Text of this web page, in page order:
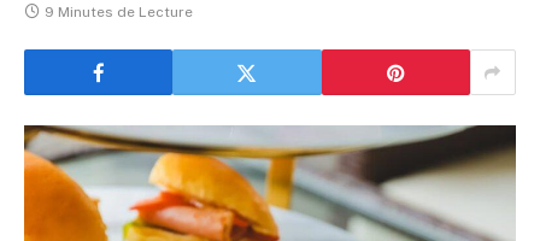
9 Minutes de Lecture